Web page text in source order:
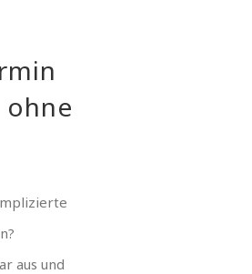
aus und